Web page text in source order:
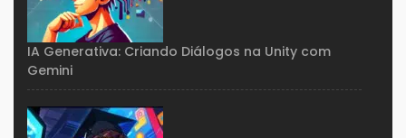
IA Generativa: Criando Diálogos na Unity com
Gemini